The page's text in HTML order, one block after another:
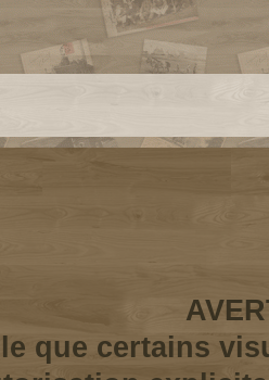
que certains